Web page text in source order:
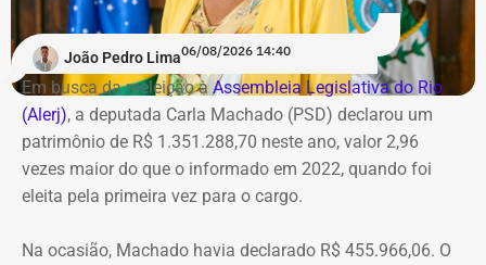
João Pedro Lima06/08/2026 14:40
Em busca da reeleição à Assembleia Legislativa do Rio
(Alerj), a deputada Carla Machado (PSD) declarou um
patrimônio de R$ 1.351.288,70 neste ano, valor 2,96
vezes maior do que o informado em 2022, quando foi
eleita pela primeira vez para o cargo.
Na ocasião, Machado havia declarado R$ 455.966,06. O